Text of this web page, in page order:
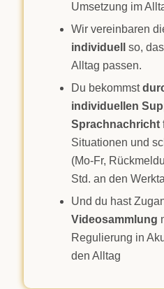
Umsetzung im
Wir vereinbaren
individuell
so,
Alltag passen.
Du bekommst
individuellen
Sprachnachricht
Situationen und
(Mo-Fr,
Std. an den
Und du hast
Videosammlung
Regulierung in
den Alltag